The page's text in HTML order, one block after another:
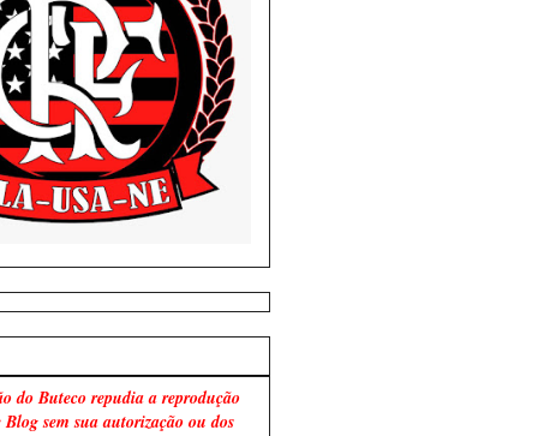
do Buteco repudia a reprodução
Blog sem sua autorização ou dos